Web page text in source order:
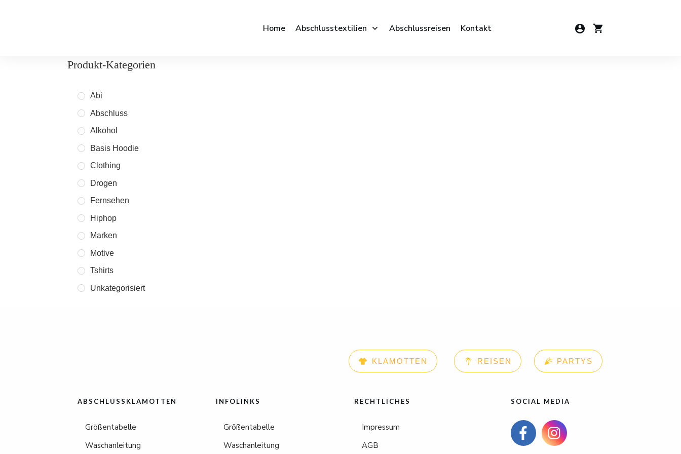
Home Abschlusstextilien Abschlussreisen Kontakt
Produkt-Kategorien
Abi
Abschluss
Alkohol
Basis Hoodie
Clothing
Drogen
Fernsehen
Hiphop
Marken
Motive
Tshirts
Unkategorisiert
KLAMOTTEN REISEN PARTYS
ABSCHLUSSKLAMOTTEN
Größentabelle
Waschanleitung
INFOLINKS
Größentabelle
Waschanleitung
RECHTLICHES
Impressum
AGB
SOCIAL MEDIA